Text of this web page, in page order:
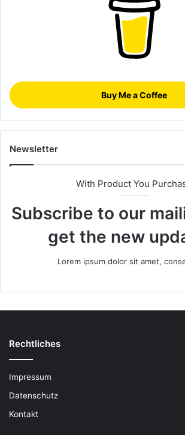
Buy Me a Coffee
Newsletter
With Product You
Subscribe to our
get the new
Lorem ipsum dolor sit amet,
Rechtliches
Impressum
Datenschutz
Kontakt